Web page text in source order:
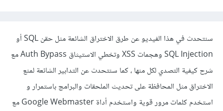
سنتحدث في هذا الفيديو عن طرق الاختراق الشائعة مثل حقن SQL أو
SQL Injection وهجمات XSS وتخطي الاستيثاق Auth Bypass مع
شرح كيفية التصدي لكل منها ، كما سنتحدث عن التدابير الشائعة لمنع
الاختراق مثل المحافظة على تحديث الملحقات والبرامج باستمرار و
استخدم كلمات مرور قوية واستخدم أداة Google Webmaster مع